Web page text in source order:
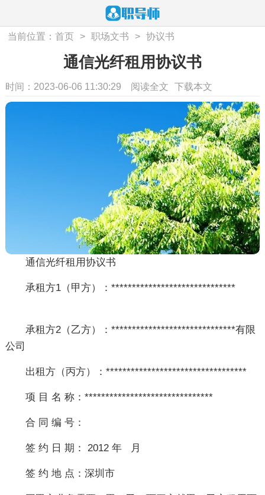
当前位置：首页 > 职场文书 > 协议书
通信光纤租用协议书
时间：2023-06-06 11:30:29 阅读全文 下载本文
通信光纤租用协议书
承租方1（甲方）：******************************
承租方2（乙方）：******************************有限
公司
出租方（丙方）：**********************************
项 目 名 称：*******************************
合 同 编 号：
签 约 日 期： 2012 年 月
签 约 地 点：深圳市